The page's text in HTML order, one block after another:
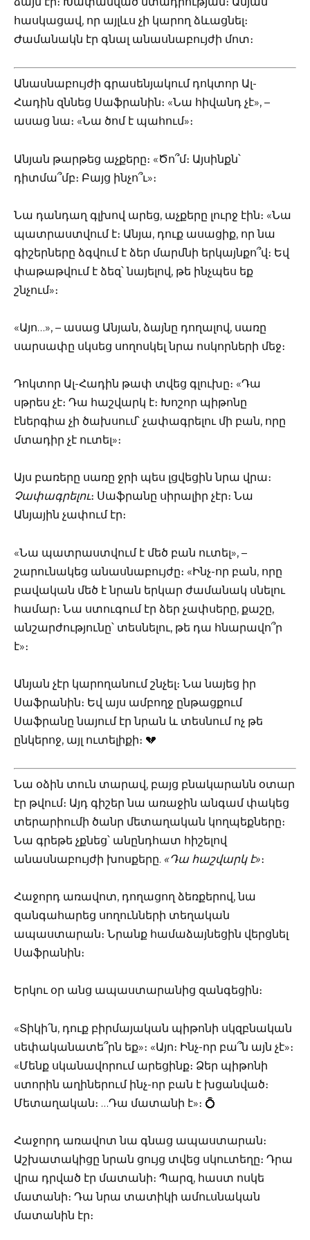
հասկացավ, որ այլևս չի կարող ձևացնել։
Ժամանակն էր գնալ անասնաբույժի մոտ։
Անասնաբույժի գրասենյակում դոկտոր Ալ-
Հադին զննեց Սաֆրանին։ «Նա հիվանդ չէ», –
ասաց նա։ «Նա ծոմ է պահում»։
Անյան թարթեց աչքերը։ «Ծո՞մ։ Այսինքն՝
դիտմա՞մբ։ Բայց ինչո՞ւ»։
Նա դանդաղ գլխով արեց, աչքերը լուրջ էին։ «Նա
պատրաստվում է։ Անյա, դուք ասացիք, որ նա
գիշերները ձգվում է ձեր մարմնի երկայնքո՞վ։ Եվ
փաթաթվում է ձեզ՝ նայելով, թե ինչպես եք
շնչում»։
«Այո…», – ասաց Անյան, ձայնը դողալով, սառը
սարսափը սկսեց սողոսկել նրա ոսկորների մեջ։
Դոկտոր Ալ-Հադին թափ տվեց գլուխը։ «Դա
սթրես չէ։ Դա հաշվարկ է։ Խոշոր պիթոնը
էներգիա չի ծախսում՝ չափագրելու մի բան, որը
մտադիր չէ ուտել»։
Այս բառերը սառը ջրի պես լցվեցին նրա վրա։
Չափագրելու։ Սաֆրանը սիրալիր չէր։ Նա
Անյային չափում էր։
«Նա պատրաստվում է մեծ բան ուտել», –
շարունակեց անասնաբույժը։ «Ինչ-որ բան, որը
բավական մեծ է նրան երկար ժամանակ սնելու
համար։ Նա ստուգում էր ձեր չափսերը, քաշը,
անշարժությունը՝ տեսնելու, թե դա հնարավո՞ր
է»։
Անյան չէր կարողանում շնչել։ Նա նայեց իր
Սաֆրանին։ Եվ այս ամբողջ ընթացքում
Սաֆրանը նայում էր նրան և տեսնում ոչ թե
ընկերոջ, այլ ուտելիքի։ 💔
Նա օձին տուն տարավ, բայց բնակարանն օտար
էր թվում։ Այդ գիշեր նա առաջին անգամ փակեց
տերարիումի ծանր մետաղական կողպեքները։
Նա գրեթե չքնեց՝ անընդհատ հիշելով
անասնաբույժի խոսքերը. «Դա հաշվարկ է»։
Հաջորդ առավոտ, դողացող ձեռքերով, նա
զանգահարեց սողունների տեղական
ապաստարան։ Նրանք համաձայնեցին վերցնել
Սաֆրանին։
Երկու օր անց ապաստարանից զանգեցին։
«Տիկի՛ն, դուք բիրմայական պիթոնի սկզբնական
սեփականատե՞րն եք»։ «Այո։ Ինչ-որ բա՞ն այն չէ»։
«Մենք սկանավորում արեցինք։ Ձեր պիթոնի
ստորին աղիներում ինչ-որ բան է խցանված։
Մետաղական։ …Դա մատանի է»։ 💍
Հաջորդ առավոտ նա գնաց ապաստարան։
Աշխատակիցը նրան ցույց տվեց սկուտեղը։ Դրա
վրա դրված էր մատանի։ Պարզ, հաստ ոսկե
մատանի։ Դա նրա տատիկի ամուսնական
մատանին էր։